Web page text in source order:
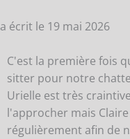
a écrit le 19 mai 2026
C'est la première fois
sitter pour notre
Urielle est très
l'approcher mais
régulièrement afin de